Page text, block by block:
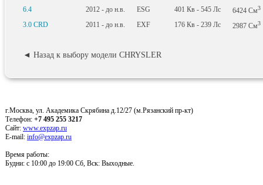
6.4 2012 - до н.в. ESG 401 Кв - 545 Лс 6424 См3
3.0 CRD 2011 - до н.в. EXF 176 Кв - 239 Лс 2987 См3
◄ Назад к выбору модели CHRYSLER
г.Москва, ул. Академика Скрябина д.12/27 (м.Рязанский пр-кт)
Телефон: +7 495 255 3217
Сайт: www.expzap.ru
E-mail: info@expzap.ru
Время работы:
Будни: c 10:00 до 19:00 Сб, Вск: Выходные.